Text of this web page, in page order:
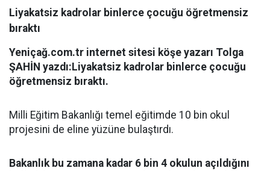
Liyakatsiz kadrolar binlerce çocuğu öğretmensiz
bıraktı
Yeniçağ.com.tr internet sitesi köşe yazarı Tolga
ŞAHİN yazdı:Liyakatsiz kadrolar binlerce çocuğu
öğretmensiz bıraktı.
Milli Eğitim Bakanlığı temel eğitimde 10 bin okul
projesini de eline yüzüne bulaştırdı.
Bakanlık bu zamana kadar 6 bin 4 okulun açıldığını